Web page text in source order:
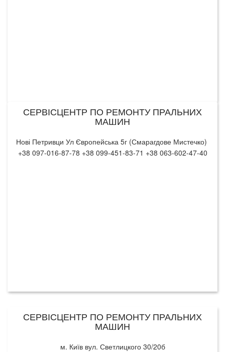
СЕРВІСЦЕНТР ПО РЕМОНТУ ПРАЛЬНИХ
МАШИН
Нові Петривци Ул Європейська 5г (Смарагдове Мистечко)
+38 097-016-87-78 +38 099-451-83-71 +38 063-602-47-40
СЕРВІСЦЕНТР ПО РЕМОНТУ ПРАЛЬНИХ
МАШИН
м. Київ вул. Светлицкого 30/20б